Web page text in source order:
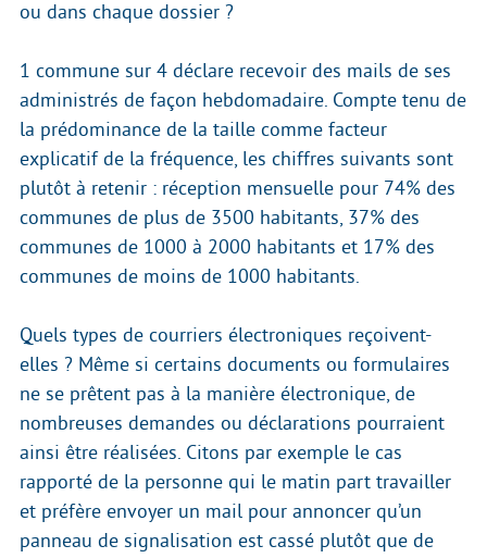
ou dans chaque dossier ?
1 commune sur 4 déclare recevoir des mails de ses
administrés de façon hebdomadaire. Compte tenu de
la prédominance de la taille comme facteur
explicatif de la fréquence, les chiffres suivants sont
plutôt à retenir : réception mensuelle pour 74% des
communes de plus de 3500 habitants, 37% des
communes de 1000 à 2000 habitants et 17% des
communes de moins de 1000 habitants.
Quels types de courriers électroniques reçoivent-
elles ? Même si certains documents ou formulaires
ne se prêtent pas à la manière électronique, de
nombreuses demandes ou déclarations pourraient
ainsi être réalisées. Citons par exemple le cas
rapporté de la personne qui le matin part travailler
et préfère envoyer un mail pour annoncer qu’un
panneau de signalisation est cassé plutôt que de